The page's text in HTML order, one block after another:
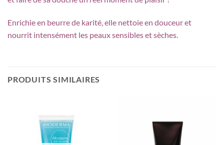
Enrichie en beurre de karité, elle nettoie en douceur et
nourrit intensément les peaux sensibles et sèches.
PRODUITS SIMILAIRES